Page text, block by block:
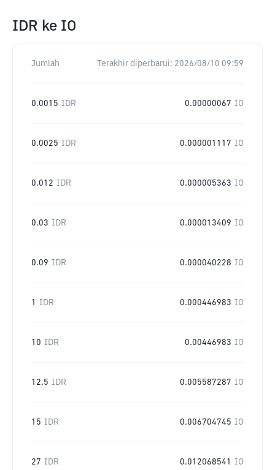
IDR ke IO
Jumlah Terakhir diperbarui: 2026/08/10 09:59
0.0015 IDR 0.00000067 IO
0.0025 IDR 0.000001117 IO
0.012 IDR 0.000005363 IO
0.03 IDR 0.000013409 IO
0.09 IDR 0.000040228 IO
1 IDR 0.000446983 IO
10 IDR 0.00446983 IO
12.5 IDR 0.005587287 IO
15 IDR 0.006704745 IO
27 IDR 0.012068541 IO